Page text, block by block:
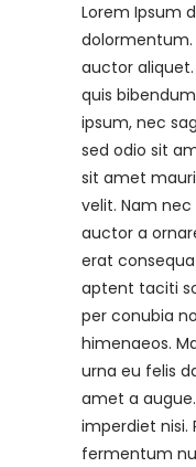
Lorem Ipsum
dolormentum.
auctor
quis
ipsum, nec
sed odio sit
sit amet
velit. Nam
auctor a
erat
aptent taciti
per conubia
himenaeos.
urna eu felis
amet a
imperdiet nisi.
fermentum